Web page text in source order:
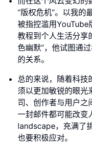
“版权危机”。以我的
被指控滥用YouTube
教程到个人生活分享
色幽默”，他试图通
的关系。
总的来说，随着科技
须以更加敏锐的眼光
司、创作者与用户之
一封邮件都可能改变
landscape，充满了
也要积极应对。